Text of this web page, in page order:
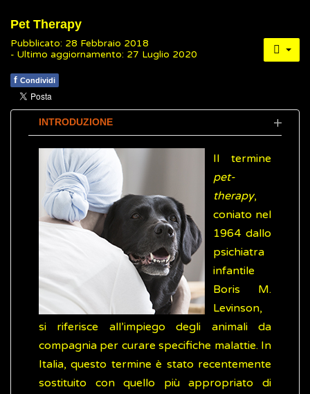
Pet Therapy
Pubblicato: 28 Febbraio 2018
- Ultimo aggiornamento: 27 Luglio 2020
f Condividi
INTRODUZIONE
Il termine
pet-
therapy,
coniato nel
1964 dallo
psichiatra
infantile
Boris M.
Levinson,
si riferisce all’impiego degli animali da
compagnia per curare specifiche malattie. In
Italia, questo termine è stato recentemente
sostituito con quello più appropriato di